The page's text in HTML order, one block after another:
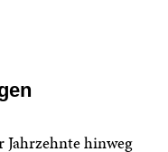
Jahrzehnte hinweg